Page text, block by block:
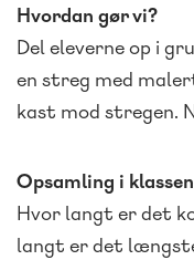
Hvordan gør vi?
Del eleverne op i
en streg med
kast mod stregen.
Opsamling i klassen
Hvor langt er det
langt er det